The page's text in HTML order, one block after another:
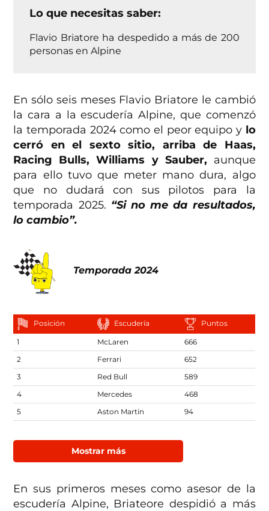
Lo que necesitas saber:
Flavio Briatore ha despedido a más de 200
personas en Alpine
En sólo seis meses Flavio Briatore le cambió
la cara a la escudería Alpine, que comenzó
la temporada 2024 como el peor equipo y lo
cerró en el sexto sitio, arriba de Haas,
Racing Bulls, Williams y Sauber, aunque
para ello tuvo que meter mano dura, algo
que no dudará con sus pilotos para la
temporada 2025. “Si no me da resultados,
lo cambio”.
Temporada 2024
Posición Escudería Puntos
1 McLaren
666
2
Ferrari
652
3
Red Bull
589
4
Mercedes
468
5
Aston Martin 94
Mostrar más
En sus primeros meses como asesor de la
escudería Alpine, Briateore despidió a más